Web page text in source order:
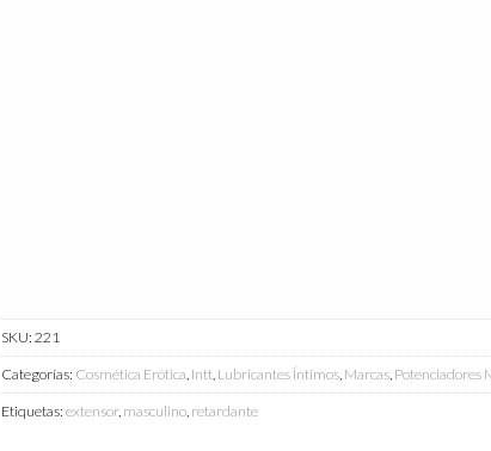
SKU: 221
Categorías: Cosmética Erótica Intt Lubricantes Íntimos Marcas Potenciadores
Etiquetas: extensor, masculino retardante